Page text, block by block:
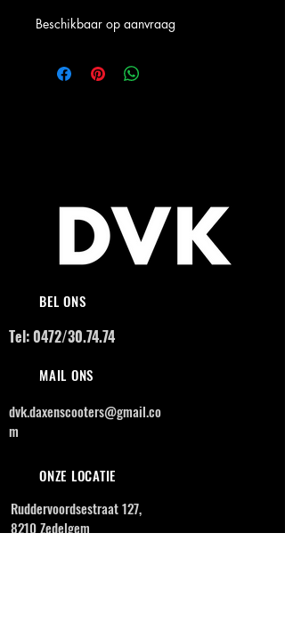
Beschikbaar op aanvraag
BEL ONS
Tel: 0472/30.74.74
MAIL ONS
dvk.daxenscooters@gmail.co
m
ONZE LOCATIE
Ruddervoordsestraat 127,
8210 Zedelgem